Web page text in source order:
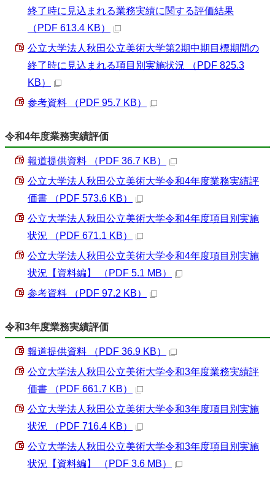
終了時に見込まれる業務実績に関する評価結果
（PDF 613.4 KB）
公立大学法人秋田公立美術大学第2期中期目標期間の
終了時に見込まれる項目別実施状況 （PDF 825.3
KB）
参考資料 （PDF 95.7 KB）
令和4年度業務実績評価
報道提供資料 （PDF 36.7 KB）
公立大学法人秋田公立美術大学令和4年度業務実績評
価書 （PDF 573.6 KB）
公立大学法人秋田公立美術大学令和4年度項目別実施
状況 （PDF 671.1 KB）
公立大学法人秋田公立美術大学令和4年度項目別実施
状況【資料編】 （PDF 5.1 MB）
参考資料 （PDF 97.2 KB）
令和3年度業務実績評価
報道提供資料 （PDF 36.9 KB）
公立大学法人秋田公立美術大学令和3年度業務実績評
価書 （PDF 661.7 KB）
公立大学法人秋田公立美術大学令和3年度項目別実施
状況 （PDF 716.4 KB）
公立大学法人秋田公立美術大学令和3年度項目別実施
状況【資料編】 （PDF 3.6 MB）